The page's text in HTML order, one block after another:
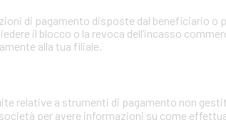
di pagamento disposte dal beneficiario o
il blocco o la revoca dell’incasso
alla tua filiale.
relative a strumenti di pagamento non
per avere informazioni su come